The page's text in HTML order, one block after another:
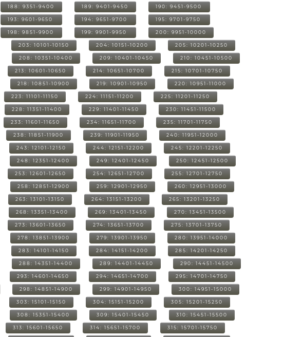
188: 9351-9400 189: 9401-9450 190: 9451-9500
193: 9601-9650 194: 9651-9700 195: 9701-9750
198: 9851-9900 199: 9901-9950 200: 9951-10000
203: 10101-10150 204: 10151-10200 205: 10201-10250
208: 10351-10400 209: 10401-10450 210: 10451-10500
213: 10601-10650 214: 10651-10700 215: 10701-10750
218: 10851-10900 219: 10901-10950 220: 10951-11000
223: 11101-11150 224: 11151-11200 225: 11201-11250
228: 11351-11400 229: 11401-11450 230: 11451-11500
233: 11601-11650 234: 11651-11700 235: 11701-11750
238: 11851-11900 239: 11901-11950 240: 11951-12000
243: 12101-12150 244: 12151-12200 245: 12201-12250
248: 12351-12400 249: 12401-12450 250: 12451-12500
253: 12601-12650 254: 12651-12700 255: 12701-12750
258: 12851-12900 259: 12901-12950 260: 12951-13000
263: 13101-13150 264: 13151-13200 265: 13201-13250
268: 13351-13400 269: 13401-13450 270: 13451-13500
273: 13601-13650 274: 13651-13700 275: 13701-13750
278: 13851-13900 279: 13901-13950 280: 13951-14000
283: 14101-14150 284: 14151-14200 285: 14201-14250
288: 14351-14400 289: 14401-14450 290: 14451-14500
293: 14601-14650 294: 14651-14700 295: 14701-14750
298: 14851-14900 299: 14901-14950 300: 14951-15000
303: 15101-15150 304: 15151-15200 305: 15201-15250
308: 15351-15400 309: 15401-15450 310: 15451-15500
313: 15601-15650 314: 15651-15700 315: 15701-15750